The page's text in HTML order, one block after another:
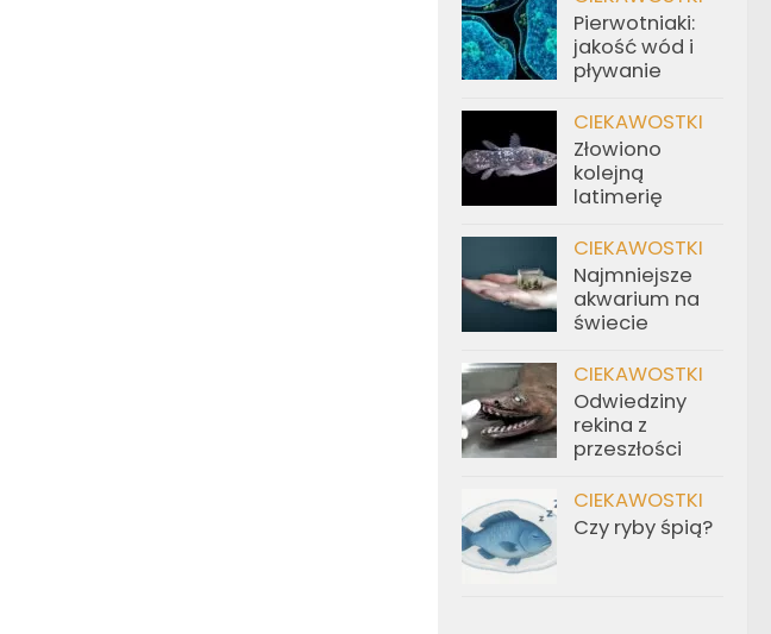
Pierwotniaki:
jakość wód i
pływanie
CIEKAWOSTKI
Złowiono
kolejną
latimerię
CIEKAWOSTKI
Najmniejsze
akwarium na
świecie
CIEKAWOSTKI
Odwiedziny
rekina z
przeszłości
CIEKAWOSTKI
Czy ryby śpią?